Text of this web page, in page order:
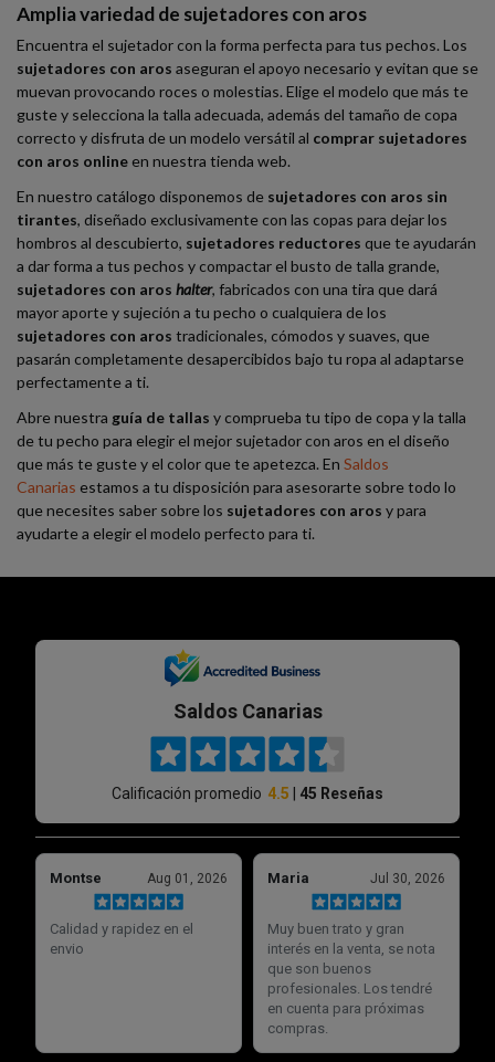
Amplia variedad de sujetadores con aros
Encuentra el sujetador con la forma perfecta para tus pechos. Los
sujetadores con aros aseguran el apoyo necesario y evitan que se
muevan provocando roces o molestias. Elige el modelo que más te
guste y selecciona la talla adecuada, además del tamaño de copa
correcto y disfruta de un modelo versátil al comprar sujetadores
con aros online en nuestra tienda web.
En nuestro catálogo disponemos de sujetadores con aros sin
tirantes, diseñado exclusivamente con las copas para dejar los
hombros al descubierto, sujetadores reductores que te ayudarán
a dar forma a tus pechos y compactar el busto de talla grande,
sujetadores con aros halter, fabricados con una tira que dará
mayor aporte y sujeción a tu pecho o cualquiera de los
sujetadores con aros tradicionales, cómodos y suaves, que
pasarán completamente desapercibidos bajo tu ropa al adaptarse
perfectamente a ti.
Abre nuestra guía de tallas y comprueba tu tipo de copa y la talla
de tu pecho para elegir el mejor sujetador con aros en el diseño
que más te guste y el color que te apetezca. En Saldos
Canarias estamos a tu disposición para asesorarte sobre todo lo
que necesites saber sobre los sujetadores con aros y para
ayudarte a elegir el modelo perfecto para ti.